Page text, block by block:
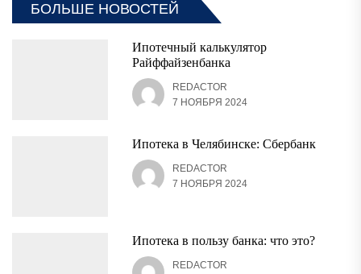
БОЛЬШЕ НОВОСТЕЙ
Ипотечный калькулятор
Райффайзенбанка
REDACTOR
7 НОЯБРЯ 2024
Ипотека в Челябинске: Сбербанк
REDACTOR
7 НОЯБРЯ 2024
Ипотека в пользу банка: что это?
REDACTOR